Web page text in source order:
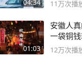
04:34 11万次播
01:03
安徽人
一袋铜
12万次播